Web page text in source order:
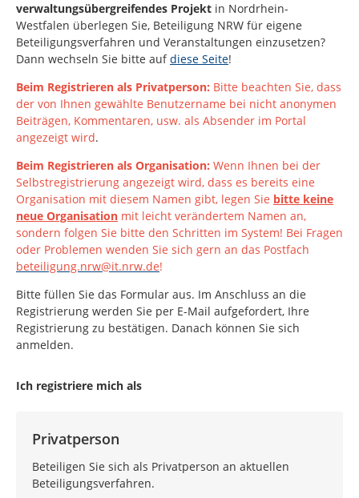
verwaltungsübergreifendes Projekt in Nordrhein-
Westfalen überlegen Sie, Beteiligung NRW für eigene
Beteiligungsverfahren und Veranstaltungen einzusetzen?
Dann wechseln Sie bitte aufdiese Seite!
Beim Registrieren als Privatperson: Bitte beachten Sie, dass
der von Ihnen gewählte Benutzername bei nicht anonymen
Beiträgen, Kommentaren, usw. als Absender im Portal
angezeigt wird.
Beim Registrieren als Organisation: Wenn Ihnen bei der
Selbstregistrierung angezeigt wird, dass es bereits eine
Organisation mit diesem Namen gibt, legen Sie bitte keine
neue Organisation mit leicht verändertem Namen an,
sondern folgen Sie bitte den Schritten im System! Bei Fragen
oder Problemen wenden Sie sich gern an das Postfach
beteiligung.nrw@it.nrw.de!
Bitte füllen Sie das Formular aus. Im Anschluss an die
Registrierung werden Sie per E-Mail aufgefordert, Ihre
Registrierung zu bestätigen. Danach können Sie sich
anmelden.
Ich registriere mich als
Privatperson
Beteiligen Sie sich als Privatperson an aktuellen
Beteiligungsverfahren.